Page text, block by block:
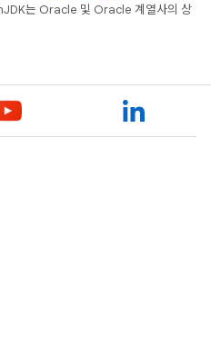
는 Oracle 및 Oracle 계열사의 상